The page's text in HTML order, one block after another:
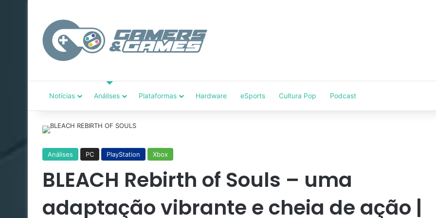
Notícias Análises Plataformas Hardware eSports Cultura Pop Podcast
Análises PC PlayStation Xbox
BLEACH Rebirth of Souls – uma
adaptação vibrante e cheia de ação |